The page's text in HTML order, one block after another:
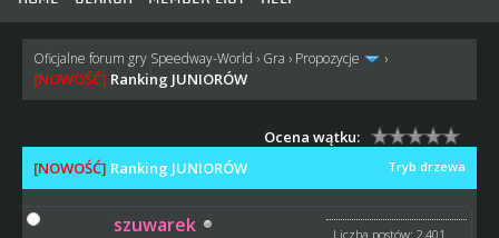
Oficjalne forum gry Speedway-World › Gra › Propozycje ›
[NOWOŚĆ] Ranking JUNIORÓW
Ocena wątku:
Tryb drzewa
[NOWOŚĆ] Ranking JUNIORÓW
szuwarek
Liczba postów: 2,401